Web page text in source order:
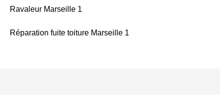
Ravaleur Marseille 1
Réparation fuite toiture Marseille 1